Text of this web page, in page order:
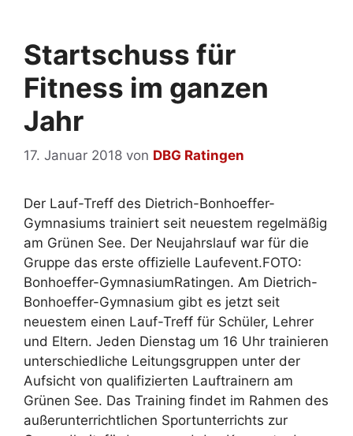
Startschuss für
Fitness im ganzen
Jahr
17. Januar 2018 von DBG Ratingen
Der Lauf-Treff des Dietrich-Bonhoeffer-
Gymnasiums trainiert seit neuestem regelmäßig
am Grünen See. Der Neujahrslauf war für die
Gruppe das erste offizielle Laufevent.FOTO:
Bonhoeffer-GymnasiumRatingen. Am Dietrich-
Bonhoeffer-Gymnasium gibt es jetzt seit
neuestem einen Lauf-Treff für Schüler, Lehrer
und Eltern. Jeden Dienstag um 16 Uhr trainieren
unterschiedliche Leitungsgruppen unter der
Aufsicht von qualifizierten Lauftrainern am
Grünen See. Das Training findet im Rahmen des
außerunterrichtlichen Sportunterrichts zur